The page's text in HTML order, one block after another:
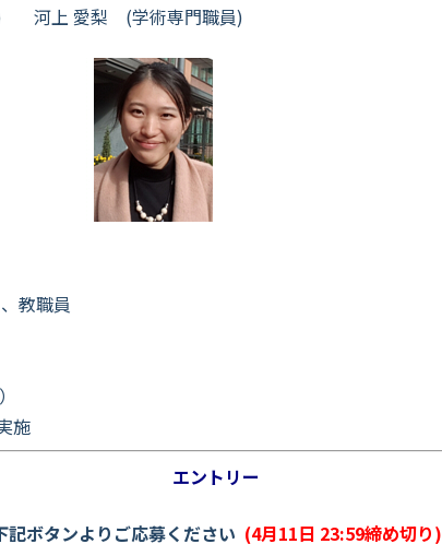
河上 愛梨 (学術専門職員)
教職員
施
エントリー
記ボタンよりご応募ください (4月11日 23:59締め切り)